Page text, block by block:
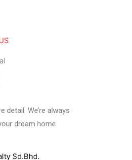
We’re always
dream home.
Sd.Bhd.